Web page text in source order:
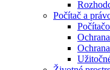
Počítač a